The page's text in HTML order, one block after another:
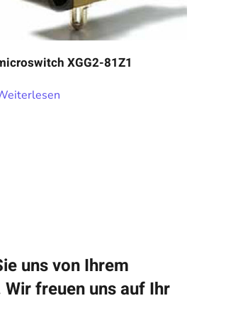
XGG2-81Z1
uns von Ihrem
freuen uns auf Ihr